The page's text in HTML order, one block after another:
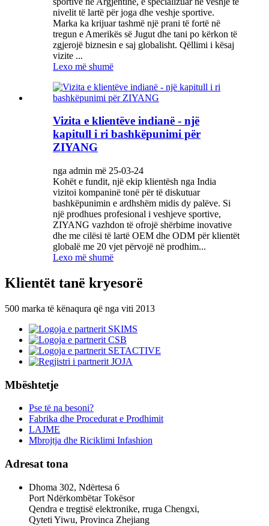
nivelit të lartë për joga dhe veshje sportive.
Marka ka krijuar tashmë një prani të fortë në
tregun e Amerikës së Jugut dhe tani po kërkon të
zgjerojë biznesin e saj globalisht. Qëllimi i kësaj
vizite ...
Lexo më shumë
Vizita e klientëve indianë - një
kapitull i ri bashkëpunimi për
ZIYANG
nga admin më 25-03-24
Kohët e fundit, një ekip klientësh nga India
vizitoi kompaninë tonë për të diskutuar
bashkëpunimin e ardhshëm midis dy palëve. Si
një prodhues profesional i veshjeve sportive,
ZIYANG vazhdon të ofrojë shërbime inovative
dhe me cilësi të lartë OEM dhe ODM për klientët
globalë me 20 vjet përvojë në prodhim...
Lexo më shumë
Klientët tanë kryesorë
500 marka të kënaqura që nga viti 2013
Mbështetje
Pse të na besoni?
Fabrika dhe Procedurat e Prodhimit
LAJME
Mbrojtja dhe Riciklimi Infashion
Adresat tona
Dhoma 302, Ndërtesa 6
Port Ndërkombëtar Tokësor
Qendra e tregtisë elektronike, rruga Chengxi,
Qyteti Yiwu, Provinca Zhejiang